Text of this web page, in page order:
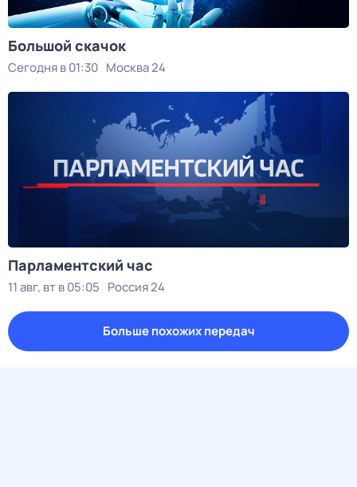
Большой скачок
Сегодня в 01:30 Москва 24
Парламентский час
11 авг, вт в 05:05 Россия 24
Больше похожих передач